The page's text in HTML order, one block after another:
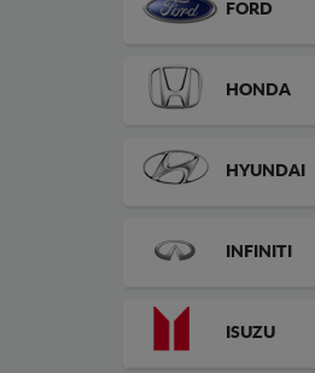
FORD
HONDA
HYUNDAI
INFINITI
ISUZU